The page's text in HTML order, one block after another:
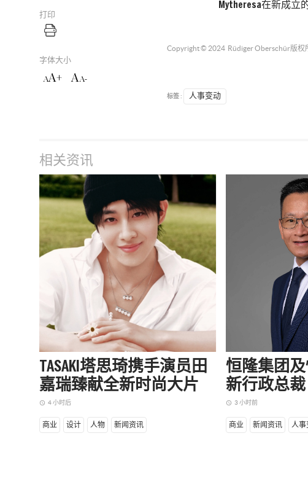
打印
字体大小
AA+ AA-
Mytheresa在新成立
Copyright © 2024 Rüdiger Oberschür版权
标签 : 人事变动
相关资讯
TASAKI塔思琦携手演员田
嘉瑞臻献全新时尚大片
access_time 4 小时后
商业 设计 人物 新闻资讯
恒隆集团
新行政总裁
access_time 3 小时前
商业 新闻资讯 人事